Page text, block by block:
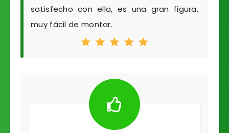
satisfecho con ella, es una gran figura,
muy fácil de montar.